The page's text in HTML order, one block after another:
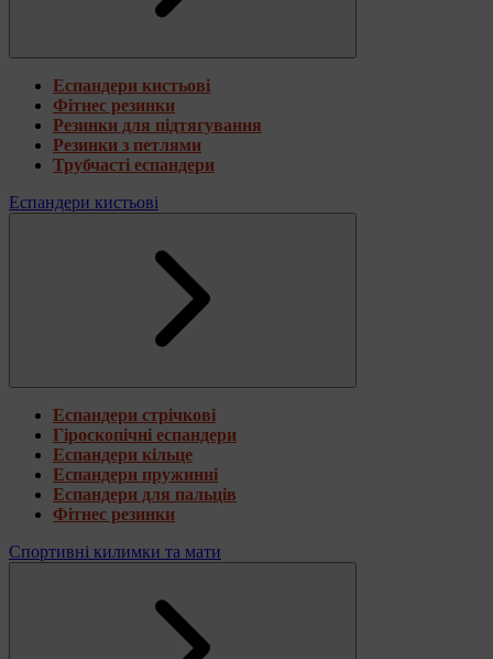
Еспандери кистьові
Фітнес резинки
Резинки для підтягування
Резинки з петлями
Трубчасті еспандери
Еспандери кистьові
Еспандери стрічкові
Гіроскопічні еспандери
Еспандери кільце
Еспандери пружинні
Еспандери для пальців
Фітнес резинки
Спортивні килимки та мати